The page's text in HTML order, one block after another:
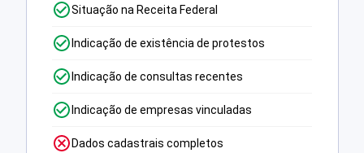
Situação na Receita Federal
Indicação de existência de protestos
Indicação de consultas recentes
Indicação de empresas vinculadas
Dados cadastrais completos